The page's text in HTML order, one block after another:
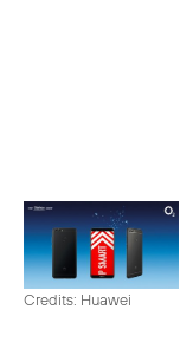
Credits: Huawei